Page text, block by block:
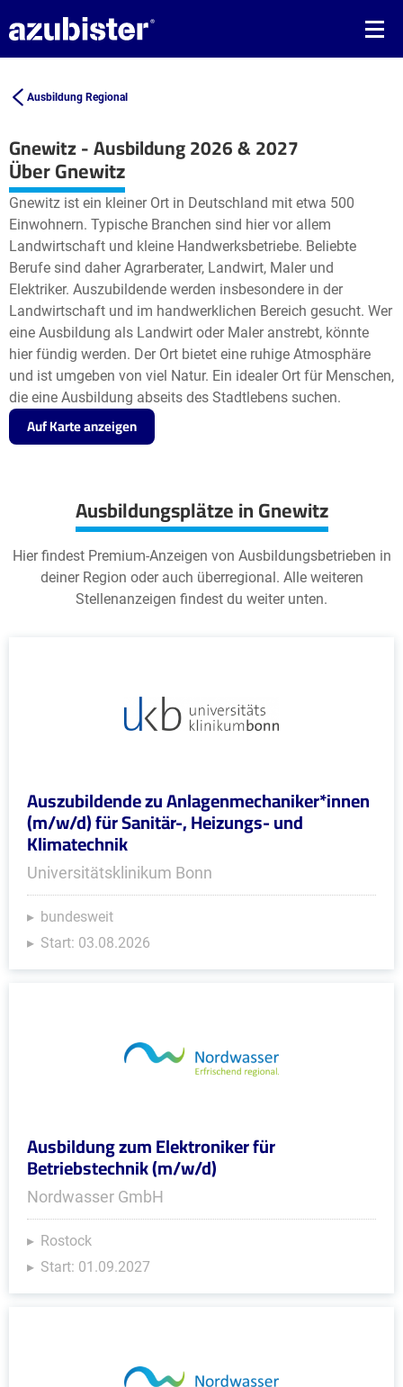
Ausbildung Regional
Gnewitz - Ausbildung 2026 & 2027
+
−
Leaflet| ©OpenStreetMap2
Über Gnewitz
Gnewitz ist ein kleiner Ort in Deutschland mit etwa 500
Einwohnern. Typische Branchen sind hier vor allem
Landwirtschaft und kleine Handwerksbetriebe. Beliebte
Berufe sind daher Agrarberater, Landwirt, Maler und
Elektriker. Auszubildende werden insbesondere in der
Landwirtschaft und im handwerklichen Bereich gesucht. Wer
eine Ausbildung als Landwirt oder Maler anstrebt, könnte
hier fündig werden. Der Ort bietet eine ruhige Atmosphäre
und ist umgeben von viel Natur. Ein idealer Ort für Menschen,
die eine Ausbildung abseits des Stadtlebens suchen.
Auf Karte anzeigen
Ausbildungsplätze in Gnewitz
Hier findest Premium-Anzeigen von Ausbildungsbetrieben in
deiner Region oder auch überregional. Alle weiteren
Stellenanzeigen findest du weiter unten.
Auszubildende zu Anlagenmechaniker*innen
(m/w/d) für Sanitär-, Heizungs- und
Klimatechnik
Universitätsklinikum Bonn
bundesweit
Start: 03.08.2026
Ausbildung zum Elektroniker für
Betriebstechnik (m/w/d)
Nordwasser GmbH
Rostock
Start: 01.09.2027